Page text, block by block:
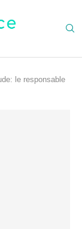
le responsable